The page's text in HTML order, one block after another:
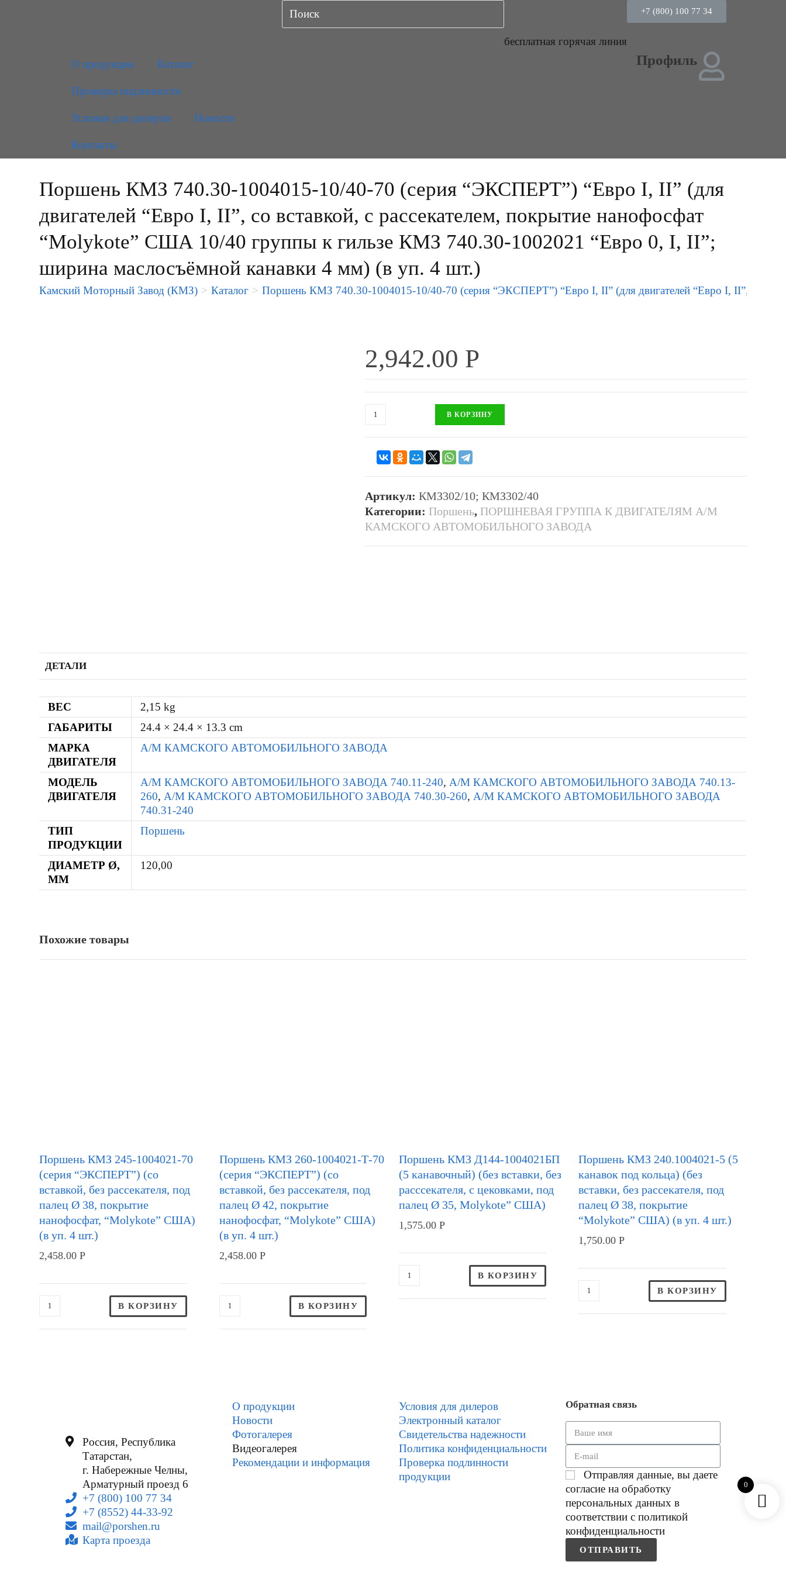
+7 (800) 100 77 34
бесплатная горячая линия
О продукции
Каталог
Проверка подлинности
Условия для дилеров Новости
Контакты
Профиль
Поршень КМЗ 740.30-1004015-10/40-70 (серия “ЭКСПЕРТ”) “Евро I, II” (для
двигателей “Евро I, II”, со вставкой, с рассекателем, покрытие нанофосфат
“Molykote” США 10/40 группы к гильзе КМЗ 740.30-1002021 “Евро 0, I, II”;
ширина маслосъёмной канавки 4 мм) (в уп. 4 шт.)
Камский Моторный Завод (КМЗ) > Каталог > Поршень КМЗ 740.30-1004015-10/40-70 (серия “ЭКСПЕРТ”) “Евро I, II” (для двигателей “Евро I, II”, со
2,942.00 Р
В КОРЗИНУ
Артикул: КМЗ302/10; КМЗ302/40
Категории: Поршень, ПОРШНЕВАЯ ГРУППА К ДВИГАТЕЛЯМ А/М
КАМСКОГО АВТОМОБИЛЬНОГО ЗАВОДА
ДЕТАЛИ
ВЕС
2,15 kg
ГАБАРИТЫ
24.4 × 24.4 × 13.3 cm
МАРКА
ДВИГАТЕЛЯ
А/М КАМСКОГО АВТОМОБИЛЬНОГО ЗАВОДА
МОДЕЛЬ
ДВИГАТЕЛЯ
А/М КАМСКОГО АВТОМОБИЛЬНОГО ЗАВОДА 740.11-240, А/М КАМСКОГО АВТОМОБИЛЬНОГО ЗАВОДА 740.13-
260, А/М КАМСКОГО АВТОМОБИЛЬНОГО ЗАВОДА 740.30-260, А/М КАМСКОГО АВТОМОБИЛЬНОГО ЗАВОДА
740.31-240
ТИП
ПРОДУКЦИИ
Поршень
ДИАМЕТР Ø,
ММ
120,00
Похожие товары
Поршень КМЗ 245-1004021-70
(серия “ЭКСПЕРТ”) (со
вставкой, без рассекателя, под
палец Ø 38, покрытие
нанофосфат, “Molykote” США)
(в уп. 4 шт.)
2,458.00Р
В КОРЗИНУ
Поршень КМЗ 260-1004021-Т-70
(серия “ЭКСПЕРТ”) (со
вставкой, без рассекателя, под
палец Ø 42, покрытие
нанофосфат, “Molykote” США)
(в уп. 4 шт.)
2,458.00 Р
В КОРЗИНУ
Поршень КМЗ Д144-1004021БП
(5 канавочный) (без вставки, без
расссекателя, с цековками, под
палец Ø 35, Molykote” США)
1,575.00 Р
В КОРЗИНУ
Поршень КМЗ 240.1004021-5 (5
канавок под кольца) (без
вставки, без рассекателя, под
палец Ø 38, покрытие
“Molykote” США) (в уп. 4 шт.)
1,750.00Р
В КОРЗИНУ
Россия, Республика
Татарстан,
г. Набережные Челны,
Арматурный проезд 6
+7 (800) 100 77 34
+7 (8552) 44-33-92
mail@porshen.ru
Карта проезда
О продукции
Новости
Фотогалерея
Видеогалерея
Рекомендации и информация
Условия для дилеров
Электронный каталог
Свидетельства надежности
Политика конфиденциальности
Проверка подлинности
продукции
Обратная связь
Отправляя данные, вы даете
согласие на обработку
персональных данных в
соответствии с политикой
конфиденциальности
ОТПРАВИТЬ
0